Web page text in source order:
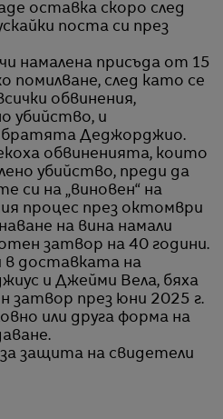
оставка скоро след
поста си през
намалена присъда от 15
помилване, след като се
обвинения,
убийство, и
братята Деджорджио.
обвиненията, които
убийство, преди да
си на „виновен“ на
процес през октомври
на вина намали
затвор на 40 години.
в доставката на
и Джейми Вела, бяха
затвор през юни 2025 г.
или друга форма на
за защита на свидетели